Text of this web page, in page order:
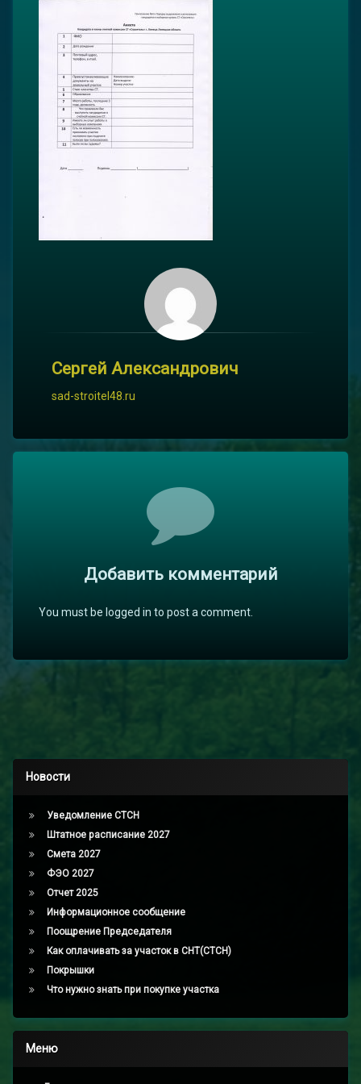
Сергей Александрович
sad-stroitel48.ru
Добавить комментарий
You must be logged in to post a comment.
Новости
Уведомление СТСН
Штатное расписание 2027
Смета 2027
ФЭО 2027
Отчет 2025
Информационное сообщение
Поощрение Председателя
Как оплачивать за участок в СНТ(СТСН)
Покрышки
Что нужно знать при покупке участка
Меню